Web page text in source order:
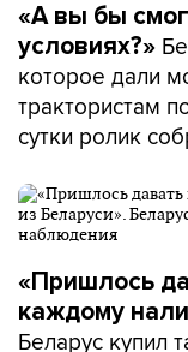
«А вы бы
условиях?»
которое дали
трактористам
сутки ролик
«Пришлось
каждому
Беларус купил